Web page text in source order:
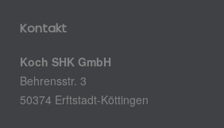
Kontakt
Koch SHK GmbH
Behrensstr. 3
50374 Erftstadt-Köttingen